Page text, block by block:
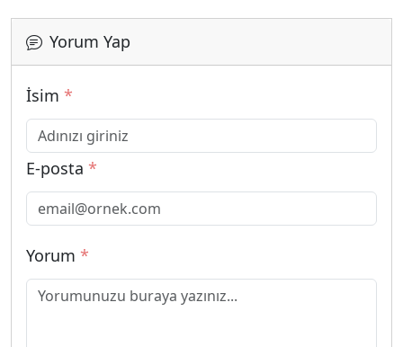
Yorum Yap
İsim *
E-posta *
Yorum *